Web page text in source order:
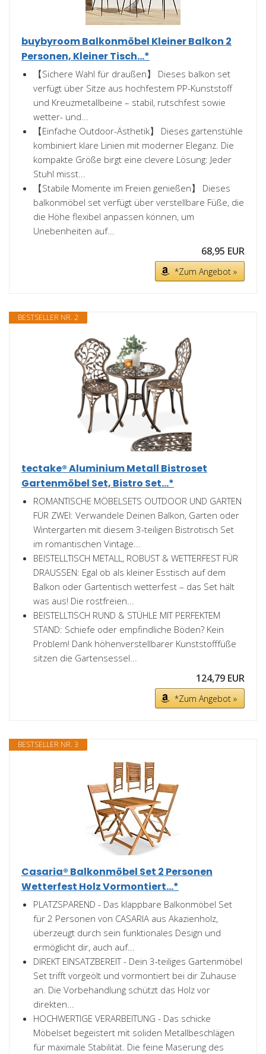
buybyroom Balkonmöbel Kleiner Balkon 2
Personen, Kleiner Tisch...*
【Sichere Wahl für draußen】 Dieses balkon set
verfügt über Sitze aus hochfestem PP-Kunststoff
und Kreuzmetallbeine – stabil, rutschfest sowie
wetter- und...
【Einfache Outdoor-Ästhetik】 Dieses gartenstühle
kombiniert klare Linien mit moderner Eleganz. Die
kompakte Größe birgt eine clevere Lösung: Jeder
Stuhl misst...
【Stabile Momente im Freien genießen】 Dieses
balkonmöbel set verfügt über verstellbare Füße, die
die Höhe flexibel anpassen können, um
Unebenheiten auf...
68,95 EUR
*Zum Angebot »
BESTSELLER NR. 2
tectake® Aluminium Metall Bistroset
Gartenmöbel Set, Bistro Set...*
ROMANTISCHE MÖBELSETS OUTDOOR UND GARTEN
FÜR ZWEI: Verwandele Deinen Balkon, Garten oder
Wintergarten mit diesem 3-teiligen Bistrotisch Set
im romantischen Vintage...
BEISTELLTISCH METALL, ROBUST & WETTERFEST FÜR
DRAUSSEN: Egal ob als kleiner Esstisch auf dem
Balkon oder Gartentisch wetterfest – das Set hält
was aus! Die rostfreien...
BEISTELLTISCH RUND & STÜHLE MIT PERFEKTEM
STAND: Schiefe oder empfindliche Böden? Kein
Problem! Dank höhenverstellbarer Kunststofffüße
sitzen die Gartensessel...
124,79 EUR
*Zum Angebot »
BESTSELLER NR. 3
Casaria® Balkonmöbel Set 2 Personen
Wetterfest Holz Vormontiert...*
PLATZSPAREND - Das klappbare Balkonmöbel Set
für 2 Personen von CASARIA aus Akazienholz,
überzeugt durch sein funktionales Design und
ermöglicht dir, auch auf...
DIREKT EINSATZBEREIT - Dein 3-teiliges Gartenmöbel
Set trifft vorgeölt und vormontiert bei dir Zuhause
an. Die Vorbehandlung schützt das Holz vor
direkten...
HOCHWERTIGE VERARBEITUNG - Das schicke
Möbelset begeistert mit soliden Metallbeschlägen
für maximale Stabilität. Die feine Maserung des